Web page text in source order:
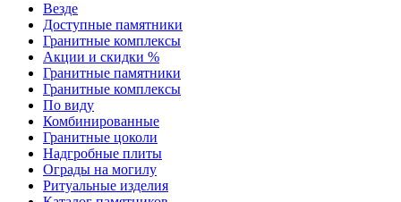
Везде
Доступные памятники
Гранитные комплексы
Акции и скидки %
Гранитные памятники
Гранитные комплексы
По виду
Комбинированные
Гранитные цоколи
Надгробные плиты
Ограды на могилу
Ритуальные изделия